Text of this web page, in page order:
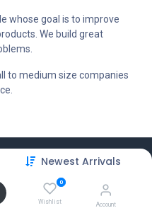
Newest Arrivals
0
Wishlist Account
whose goal is to improve
We build great
to medium size companies
LLC